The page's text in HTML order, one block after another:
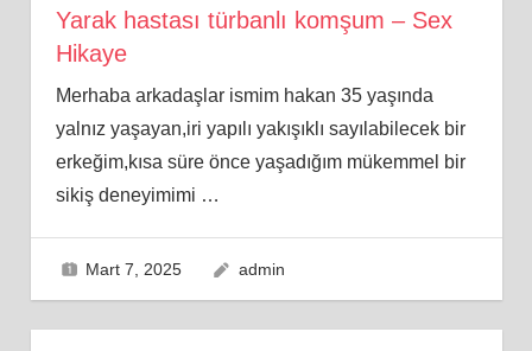
Yarak hastası türbanlı komşum – Sex
Hikaye
Merhaba arkadaşlar ismim hakan 35 yaşında
yalnız yaşayan,iri yapılı yakışıklı sayılabilecek bir
erkeğim,kısa süre önce yaşadığım mükemmel bir
sikiş deneyimimi …
Mart 7, 2025 admin